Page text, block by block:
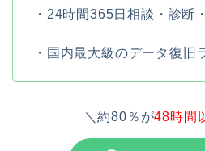
・24時間365日相談・診断
・国内最大級のデータ復旧
＼約80％が48時間